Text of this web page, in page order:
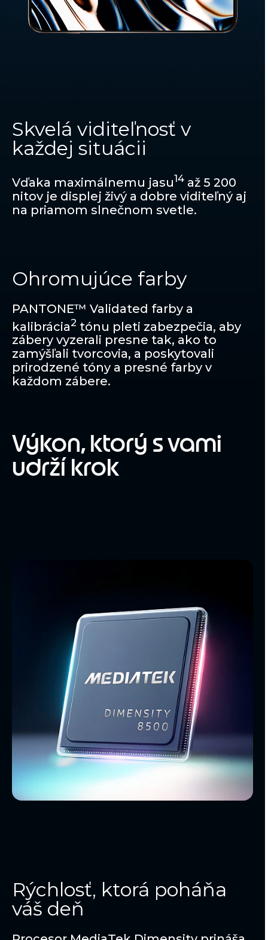
Skvelá viditeľnosť v
každej situácii
Vďaka maximálnemu jasu14 až 5 200
nitov je displej živý a dobre viditeľný aj
na priamom slnečnom svetle.
Ohromujúce farby
PANTONE™ Validated farby a
kalibrácia2 tónu pleti zabezpečia, aby
zábery vyzerali presne tak, ako to
zamýšľali tvorcovia, a poskytovali
prirodzené tóny a presné farby v
každom zábere.
Výkon, ktorý s vami
udrží krok
Rýchlosť, ktorá poháňa
váš deň